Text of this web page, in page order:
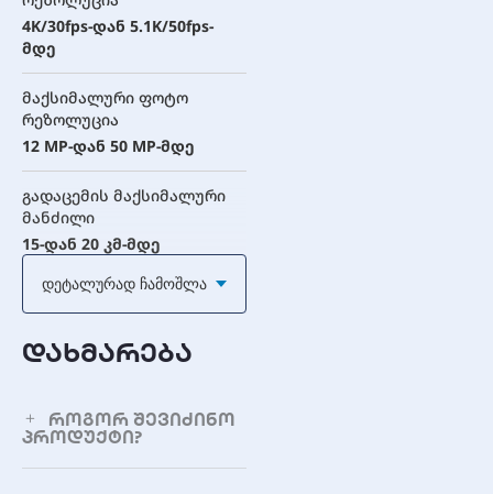
4K/30fps-დან 5.1K/50fps-
მდე
მაქსიმალური ფოტო
რეზოლუცია
12 MP-დან 50 MP-მდე
გადაცემის მაქსიმალური
მანძილი
15-დან 20 კმ-მდე
წონა
135 გრამიდან 958
გრამამდე
(დამოკიდებულია
დაბრკოლებების სენსორი
Დეტალურად Ჩამოშლა
დახმარება
როგორ შევიძინო
პროდუქტი?